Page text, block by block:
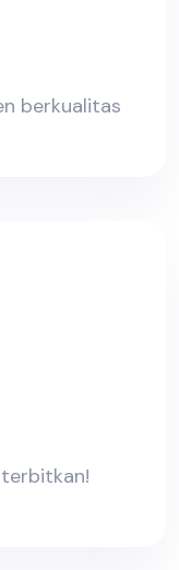
berkualitas